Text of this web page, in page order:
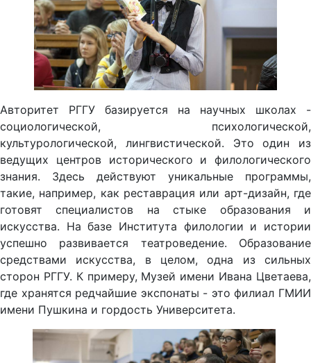
Авторитет РГГУ базируется на научных школах -
социологической, психологической,
культурологической, лингвистической. Это один из
ведущих центров исторического и филологического
знания. Здесь действуют уникальные программы,
такие, например, как реставрация или арт-дизайн, где
готовят специалистов на стыке образования и
искусства. На базе Института филологии и истории
успешно развивается театроведение. Образование
средствами искусства, в целом, одна из сильных
сторон РГГУ. К примеру, Музей имени Ивана Цветаева,
где хранятся редчайшие экспонаты - это филиал ГМИИ
имени Пушкина и гордость Университета.